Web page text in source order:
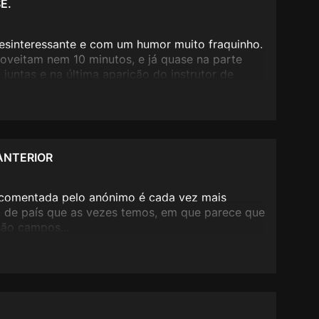
e com um humor muito fraquinho.
nem 10 minutos, e já quase na parte
e na última aparição do instrutor de
repetida até à exaustão torna-a demasiado
pelo anónimo é cada vez mais
país que as vezes temos, em que parece que
campos...